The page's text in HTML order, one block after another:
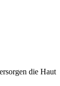
die Haut